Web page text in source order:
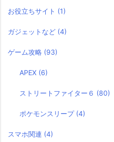
お役立ちサイト (1)
ガジェットなど (4)
ゲーム攻略 (93)
APEX (6)
ストリートファイター６ (80)
ポケモンスリープ (4)
スマホ関連 (4)